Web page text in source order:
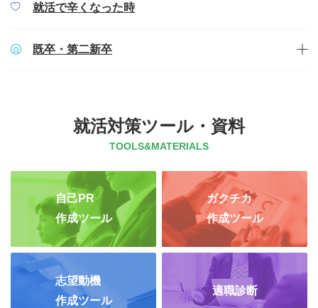
就活で辛くなった時
既卒・第二新卒
就活対策ツール・資料
TOOLS&MATERIALS
自己PR
作成ツール
ガクチカ
作成ツール
志望動機
作成ツール
適職診断